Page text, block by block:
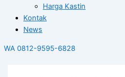
Harga Kastin
Kontak
News
WA 0812-9595-6828